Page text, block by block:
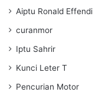
Aiptu Ronald Effendi
curanmor
Iptu Sahrir
Kunci Leter T
Pencurian Motor